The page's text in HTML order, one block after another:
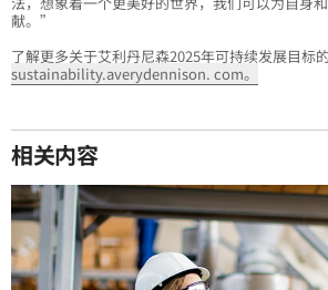
献。”
了解更多关于艾利丹尼森2025年可持续发展目标
sustainability.averydennison. com。
相关内容